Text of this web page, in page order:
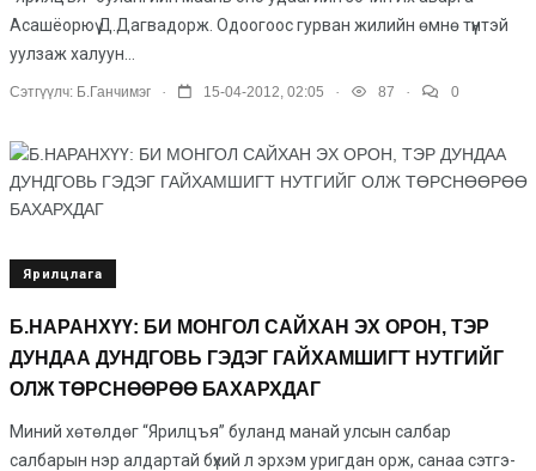
Асашёорюү Д.Дагвадорж. Одоогоос гурван жилийн өмнө түүнтэй
уулзаж халуун...
Сэтгүүлч: Б.Ганчимэг . 15-04-2012, 02:05 . 87 . 0
Ярилцлага
Б.НАРАНХҮҮ: БИ МОНГОЛ САЙХАН ЭХ ОРОН, ТЭР
ДУНДАА ДУНДГОВЬ ГЭДЭГ ГАЙХАМШИГТ НУТГИЙГ
ОЛЖ ТӨРСНӨӨРӨӨ БАХАРХДАГ
Миний хөтөлдөг “Ярилцъя” буланд манай улсын салбар
салбарын нэр алдар­тай бүхий л эрхэм уригдан орж, санаа сэтгэ­